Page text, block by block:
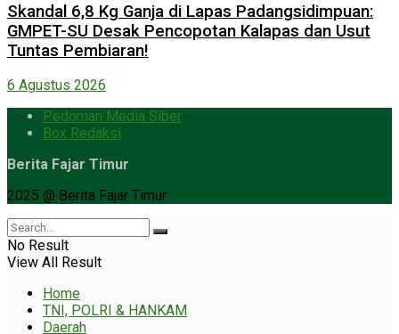
Skandal 6,8 Kg Ganja di Lapas Padangsidimpuan:
GMPET-SU Desak Pencopotan Kalapas dan Usut
Tuntas Pembiaran!
6 Agustus 2026
Pedoman Media Siber
Box Redaksi
Berita Fajar Timur
2025 @ Berita Fajar Timur
No Result
View All Result
Home
TNI, POLRI & HANKAM
Daerah